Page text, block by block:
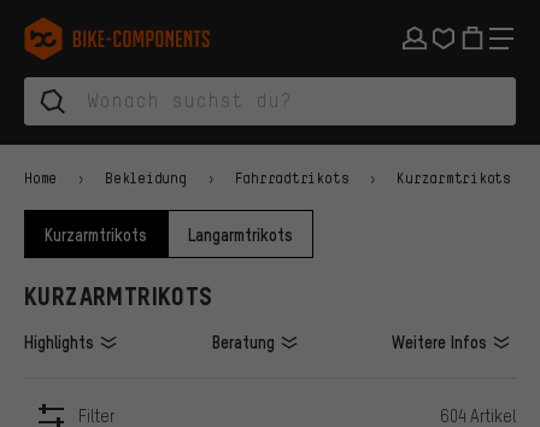
Zur Hauptnavigation springen
Zur Kategorienavigation springen
Zum Inhalt springen
Zu Marken und Newsletter springen
Zur Fußzeile springen
bike-components.de Startseite
Home Bekleidung Fahrradtrikots Kurzarmtrikots
Kurzarmtrikots Langarmtrikots
KURZARMTRIKOTS
Highlights Beratung Weitere Infos
Filter 604 Artikel